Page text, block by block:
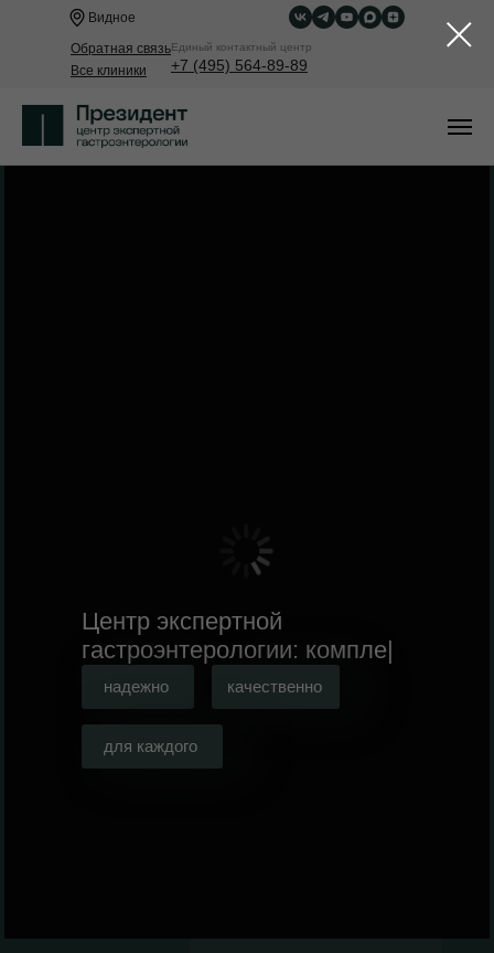
Обратная связь
Все клиники
Eдиный контактный центр
+7 (495) 564-89-89
Видное
Центр экспертной
гастроэнтерологии: |
надежно качественно
для каждого